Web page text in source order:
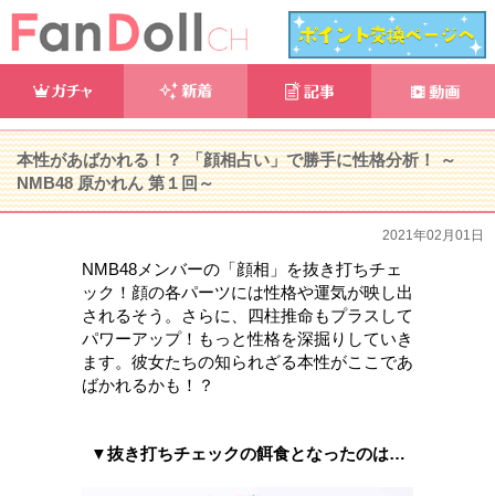
本性があばかれる！？ 「顔相占い」で勝手に性格分析！ ～
NMB48 原かれん 第１回～
2021年02月01日
NMB48メンバーの「顔相」を抜き打ちチェ
ック！顔の各パーツには性格や運気が映し出
されるそう。さらに、四柱推命もプラスして
パワーアップ！もっと性格を深掘りしていき
ます。彼女たちの知られざる本性がここであ
ばかれるかも！？
▼抜き打ちチェックの餌食となったのは…